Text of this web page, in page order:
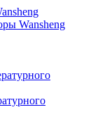
Wansheng